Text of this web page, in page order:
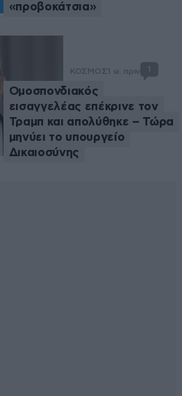
«προβοκάτσια»
ΚΟΣΜΟΣ 1 ω. πριν
Ομοσπονδιακός
εισαγγελέας επέκρινε τον
Τραμπ και απολύθηκε – Τώρα
μηνύει το υπουργείο
Δικαιοσύνης